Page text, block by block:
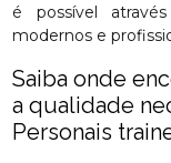
é possível
modernos e
Saiba onde
a qualidade
Personais